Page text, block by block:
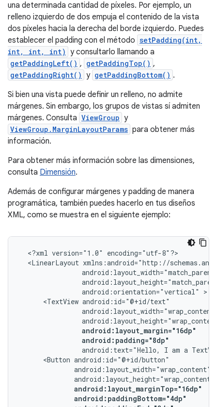
una determinada cantidad de píxeles. Por ejemplo, un
relleno izquierdo de dos empuja el contenido de la vista
dos píxeles hacia la derecha del borde izquierdo. Puedes
establecer el padding con el método setPadding(int,
int, int, int) y consultarlo llamando a
getPaddingLeft() , getPaddingTop() ,
getPaddingRight() y getPaddingBottom() .
Si bien una vista puede definir un relleno, no admite
márgenes. Sin embargo, los grupos de vistas sí admiten
márgenes. Consulta ViewGroup y
ViewGroup.MarginLayoutParams para obtener más
información.
Para obtener más información sobre las dimensiones,
consulta Dimensión.
Además de configurar márgenes y padding de manera
programática, también puedes hacerlo en tus diseños
XML, como se muestra en el siguiente ejemplo:
<?xml version="1.0"
<LinearLayout
android:orientation="vertical"
<TextView
android:padding="8dp"
android:text="Hello,
I am a
<Button